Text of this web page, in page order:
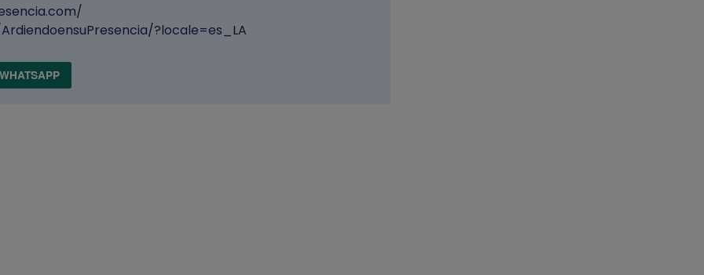
?locale=es_LA
WHATSAPP